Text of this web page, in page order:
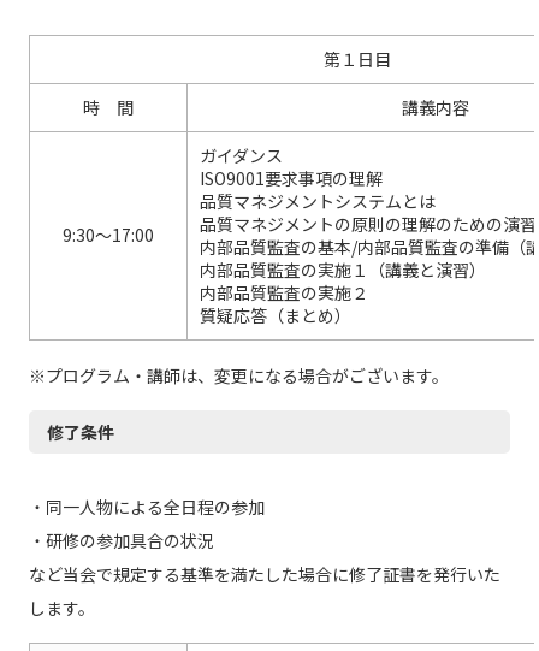
第１日目
時 間
講義内容
9:30～17:00
ガイダンス
ISO9001要求事項の理解
品質マネジメントシステムとは
品質マネジメントの原則の理解のための演習
内部品質監査の基本/内部品質監査の準備（
内部品質監査の実施１（講義と演習）
内部品質監査の実施２
質疑応答（まとめ）
※プログラム・講師は、変更になる場合がございます。
修了条件
・同一人物による全日程の参加
・研修の参加具合の状況
など当会で規定する基準を満たした場合に修了証書を発行いた
します。